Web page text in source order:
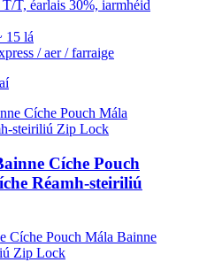
T, éarlais 30%, iarmhéid
15 lá
/ aer / farraige
Cíche Pouch
Réamh-steiriliú
Cíche Pouch Mála Bainne
Zip Lock